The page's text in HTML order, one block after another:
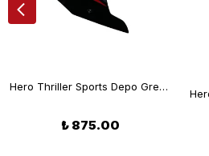
Hero Thriller Sports Depo Grenajı Sol Siyah Orjinal
₺ 875.00